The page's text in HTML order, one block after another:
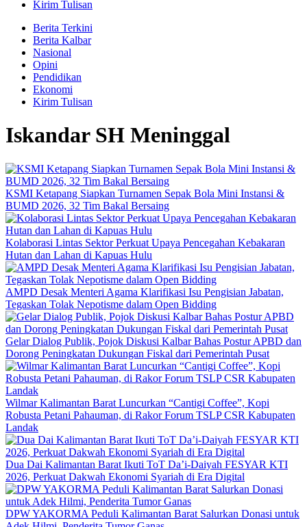
Kirim Tulisan
Berita Terkini
Berita Kalbar
Nasional
Opini
Pendidikan
Ekonomi
Kirim Tulisan
Iskandar SH Meninggal
KSMI Ketapang Siapkan Turnamen Sepak Bola Mini Instansi &
BUMD 2026, 32 Tim Bakal Bersaing
Kolaborasi Lintas Sektor Perkuat Upaya Pencegahan Kebakaran
Hutan dan Lahan di Kapuas Hulu
AMPD Desak Menteri Agama Klarifikasi Isu Pengisian Jabatan,
Tegaskan Tolak Nepotisme dalam Open Bidding
Gelar Dialog Publik, Pojok Diskusi Kalbar Bahas Postur APBD dan
Dorong Peningkatan Dukungan Fiskal dari Pemerintah Pusat
Wilmar Kalimantan Barat Luncurkan “Cantigi Coffee”, Kopi
Robusta Petani Pahauman, di Rakor Forum TSLP CSR Kabupaten
Landak
Dua Dai Kalimantan Barat Ikuti ToT Da’i-Daiyah FESYAR KTI
2026, Perkuat Dakwah Ekonomi Syariah di Era Digital
DPW YAKORMA Peduli Kalimantan Barat Salurkan Donasi untuk